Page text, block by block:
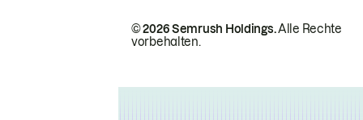
© 2026 Semrush Holdings.Alle Rechte
vorbehalten.